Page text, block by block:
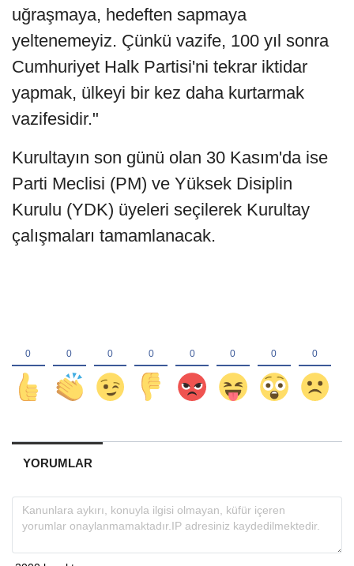
uğraşmaya, hedeften sapmaya
yeltenemeyiz. Çünkü vazife, 100 yıl sonra
Cumhuriyet Halk Partisi'ni tekrar iktidar
yapmak, ülkeyi bir kez daha kurtarmak
vazifesidir."
Kurultayın son günü olan 30 Kasım'da ise
Parti Meclisi (PM) ve Yüksek Disiplin
Kurulu (YDK) üyeleri seçilerek Kurultay
çalışmaları tamamlanacak.
YORUMLAR